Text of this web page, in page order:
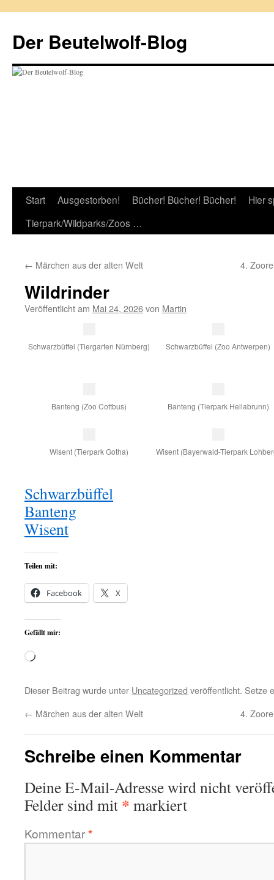
springen
Der Beutelwolf-Blog
Start Ausgestorben! Bücher! Bücher! Bücher!
Hier
Tierpark/Wildparks/Zoos …
← Märchen aus der alten Welt 4.
Wildrinder
Veröffentlicht am Mai 24, 2026von Martin
Schwarzbüffel (Tiergarten Nürnberg) Schwarzbüffel (Zoo Antwerpen)
Banteng (Zoo Cottbus) Banteng (Tierpark Hellabrunn)
Wisent (Tierpark Gotha) Wisent (Bayerwald-Tierpark
Schwarzbüffel
Banteng
Wisent
Teilen mit:
Facebook X
Gefällt mir:
Wird
Dieser Beitrag wurde unter Uncategorized veröffentlicht. Setze
← Märchen aus der alten Welt 4.
Schreibe einen Kommentar
Deine E-Mail-Adresse wird nicht
Felder sind mit * markiert
Kommentar*